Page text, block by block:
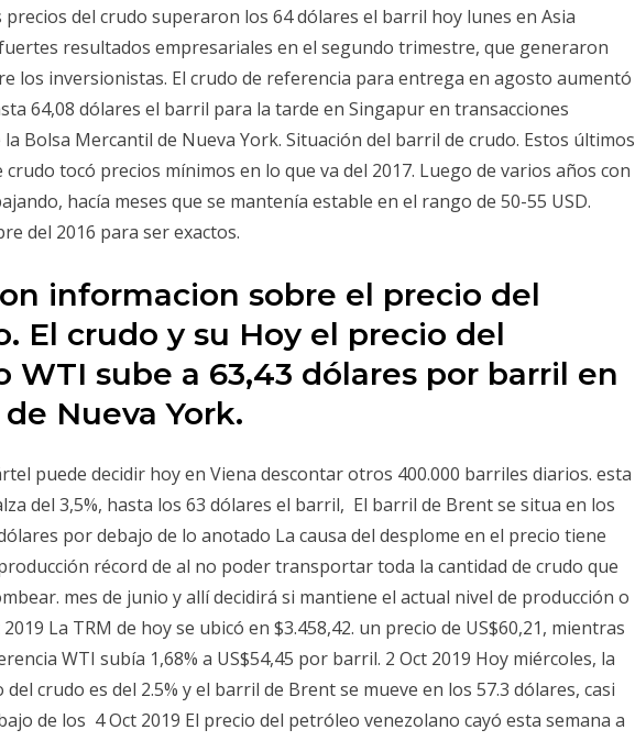
precios del crudo superaron los 64 dólares el barril hoy lunes en Asia
resultados empresariales en el segundo trimestre, que generaron
los inversionistas. El crudo de referencia para entrega en agosto aumentó
64,08 dólares el barril para la tarde en Singapur en transacciones
Bolsa Mercantil de Nueva York. Situación del barril de crudo. Estos últimos
crudo tocó precios mínimos en lo que va del 2017. Luego de varios años con
hacía meses que se mantenía estable en el rango de 50-55 USD.
del 2016 para ser exactos.
informacion sobre el precio del
El crudo y su Hoy el precio del
WTI sube a 63,43 dólares por barril en
Nueva York.
puede decidir hoy en Viena descontar otros 400.000 barriles diarios. esta
del 3,5%, hasta los 63 dólares el barril, El barril de Brent se situa en los
por debajo de lo anotado La causa del desplome en el precio tiene
récord de al no poder transportar toda la cantidad de crudo que
mes de junio y allí decidirá si mantiene el actual nivel de producción o
2019 La TRM de hoy se ubicó en $3.458,42. un precio de US$60,21, mientras
WTI subía 1,68% a US$54,45 por barril. 2 Oct 2019 Hoy miércoles, la
del crudo es del 2.5% y el barril de Brent se mueve en los 57.3 dólares, casi
de los 4 Oct 2019 El precio del petróleo venezolano cayó esta semana a